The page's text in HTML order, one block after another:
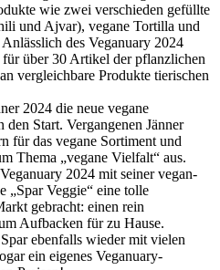
wie zwei verschieden gefüllte
und Ajvar), vegane Tortilla und
des Veganuary 2024
für über 30 Artikel der pflanzlichen
vergleichbare Produkte tierischen
2024 die neue vegane
Start. Vergangenen Jänner
für das vegane Sortiment und
Thema „vegane Vielfalt“ aus.
2024 mit seiner vegan-
„Spar Veggie“ eine tolle
gebracht: einen rein
Aufbacken für zu Hause.
ebenfalls wieder mit vielen
ein eigenes Veganuary-